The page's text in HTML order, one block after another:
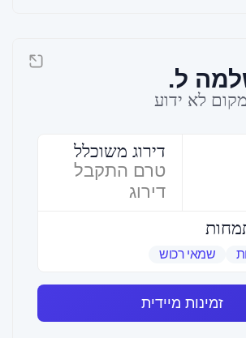
ל.
מקום לא ידוע
דירוג משוכלל
טרם התקבל
דירוג
שמאי רכוש
זמינות מיידית